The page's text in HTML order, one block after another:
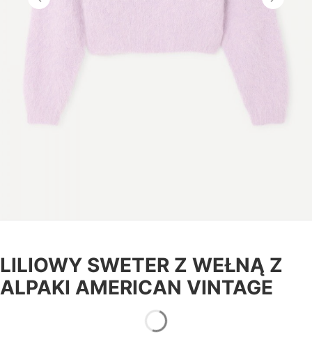
LILIOWY SWETER Z WEŁNĄ Z
ALPAKI AMERICAN VINTAGE